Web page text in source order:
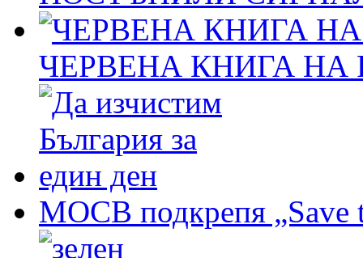
ЧЕРВЕНА КНИГА НА
МОСВ подкрепя „Save